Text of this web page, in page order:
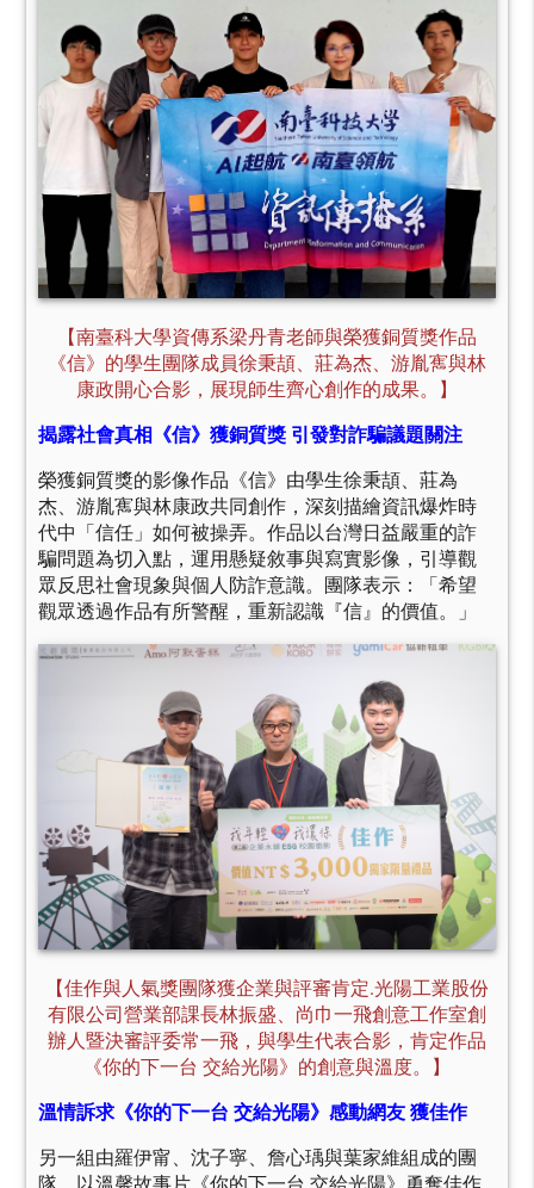
【南臺科大學資傳系梁丹青老師與榮獲銅質獎作品
《信》的學生團隊成員徐秉頡、莊為杰、游胤寯與林
康政開心合影，展現師生齊心創作的成果。】
揭露社會真相《信》獲銅質獎 引發對詐騙議題關注
榮獲銅質獎的影像作品《信》由學生徐秉頡、莊為
杰、游胤寯與林康政共同創作，深刻描繪資訊爆炸時
代中「信任」如何被操弄。作品以台灣日益嚴重的詐
騙問題為切入點，運用懸疑敘事與寫實影像，引導觀
眾反思社會現象與個人防詐意識。團隊表示：「希望
觀眾透過作品有所警醒，重新認識『信』的價值。」
【佳作與人氣獎團隊獲企業與評審肯定.光陽工業股份
有限公司營業部課長林振盛、尚巾一飛創意工作室創
辦人暨決審評委常一飛，與學生代表合影，肯定作品
《你的下一台 交給光陽》的創意與溫度。】
溫情訴求《你的下一台 交給光陽》感動網友 獲佳作
另一組由羅伊甯、沈子寧、詹心瑀與葉家維組成的團